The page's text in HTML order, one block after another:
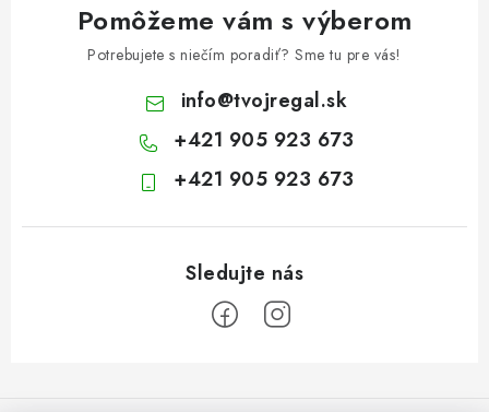
Pomôžeme vám s výberom
Potrebujete s niečím poradiť? Sme tu pre vás!
info@tvojregal.sk
+421 905 923 673
+421 905 923 673